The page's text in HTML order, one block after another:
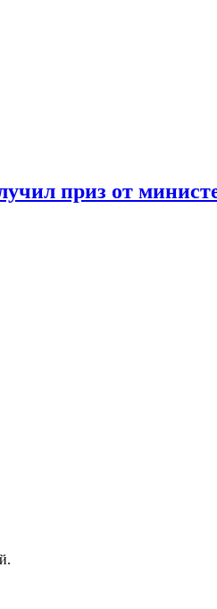
приз от